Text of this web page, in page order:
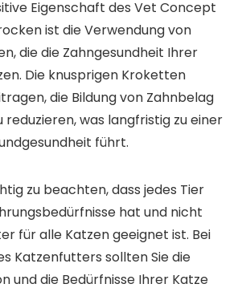
Eigenschaft des Vet Concept
ist die Verwendung von
die die Zahngesundheit Ihrer
Die knusprigen Kroketten
die Bildung von Zahnbelag
reduzieren, was langfristig zu einer
führt.
zu beachten, dass jedes Tier
hat und nicht
für alle Katzen geeignet ist. Bei
Katzenfutters sollten Sie die
und die Bedürfnisse Ihrer Katze